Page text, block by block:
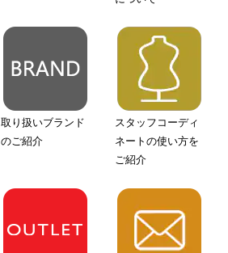
取り扱いブランド
のご紹介
スタッフコーディ
ネートの使い方を
ご紹介